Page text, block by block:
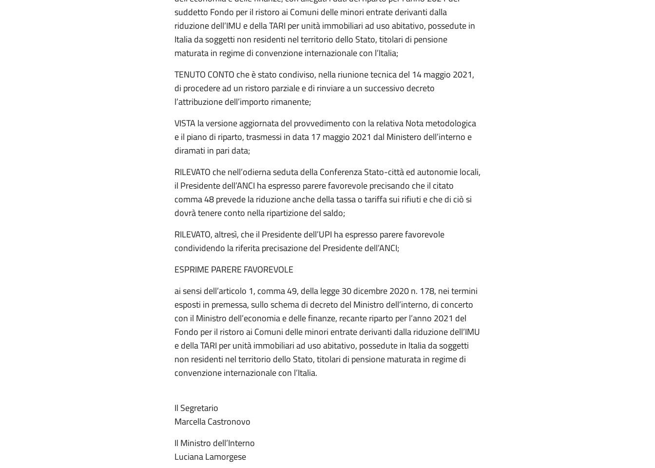
suddetto Fondo per il ristoro ai Comuni delle minori entrate derivanti dalla
riduzione dell’IMU e della TARI per unità immobiliari ad uso abitativo, possedute in
Italia da soggetti non residenti nel territorio dello Stato, titolari di pensione
maturata in regime di convenzione internazionale con l’Italia;
TENUTO CONTO che è stato condiviso, nella riunione tecnica del 14 maggio 2021,
di procedere ad un ristoro parziale e di rinviare a un successivo decreto
l’attribuzione dell’importo rimanente;
VISTA la versione aggiornata del provvedimento con la relativa Nota metodologica
e il piano di riparto, trasmessi in data 17 maggio 2021 dal Ministero dell’interno e
diramati in pari data;
RILEVATO che nell’odierna seduta della Conferenza Stato-città ed autonomie locali,
il Presidente dell’ANCI ha espresso parere favorevole precisando che il citato
comma 48 prevede la riduzione anche della tassa o tariffa sui rifiuti e che di ciò si
dovrà tenere conto nella ripartizione del saldo;
RILEVATO, altresì, che il Presidente dell’UPI ha espresso parere favorevole
condividendo la riferita precisazione del Presidente dell’ANCI;
ESPRIME PARERE FAVOREVOLE
ai sensi dell’articolo 1, comma 49, della legge 30 dicembre 2020 n. 178, nei termini
esposti in premessa, sullo schema di decreto del Ministro dell’interno, di concerto
con il Ministro dell’economia e delle finanze, recante riparto per l’anno 2021 del
Fondo per il ristoro ai Comuni delle minori entrate derivanti dalla riduzione dell’IMU
e della TARI per unità immobiliari ad uso abitativo, possedute in Italia da soggetti
non residenti nel territorio dello Stato, titolari di pensione maturata in regime di
convenzione internazionale con l’Italia.
Il Segretario
Marcella Castronovo
Il Ministro dell’Interno
Luciana Lamorgese